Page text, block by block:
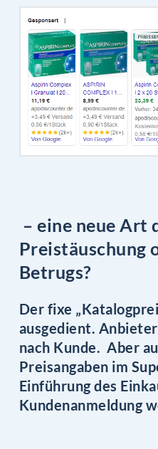
– eine neue Art
Preistäuschung
Betrugs?
Der fixe
ausgedient.
nach Kunde. Aber
Preisangaben im
Einführung des
Kundenanmeldung